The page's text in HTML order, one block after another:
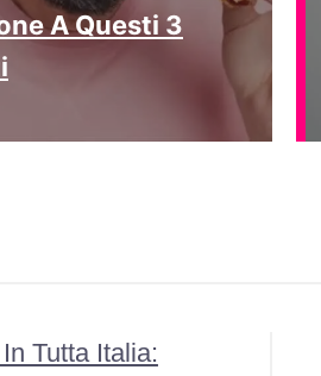
A Questi 3
Tutta Italia: